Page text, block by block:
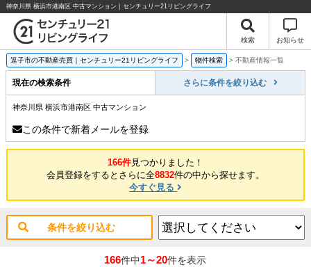
神奈川県 横浜市港南区 中古マンション｜センチュリー21リビングライフ
検索 お知らせ
逗子市の不動産売買｜センチュリー21リビングライフ > 物件検索 > 不動産情報一覧
現在の検索条件 さらに条件を絞り込む
神奈川県 横浜市港南区 中古マンション
この条件で新着メールを登録
166件見つかりました！
会員登録をするとさらに全8832件の中から探せます。
今すぐ見る
条件を絞り込む
166件中1～20件を表示